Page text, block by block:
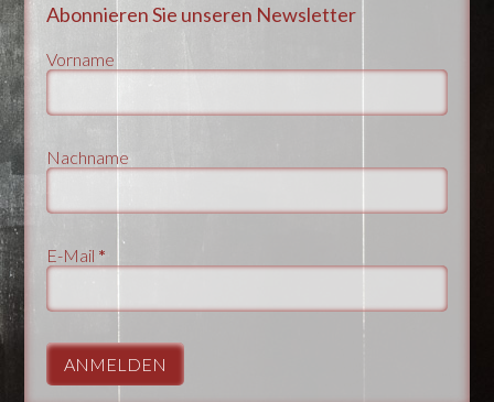
Abonnieren Sie unseren Newsletter
Vorname
Nachname
E-Mail *